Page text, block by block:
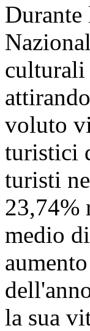
Durante
culturali
voluto
turistici
turisti
23,74%
medio
la sua